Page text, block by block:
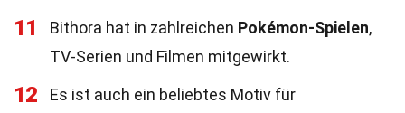
11 Bithora hat in zahlreichen Pokémon-Spielen,
TV-Serien und Filmen mitgewirkt.
12
Es ist auch ein beliebtes Motiv für